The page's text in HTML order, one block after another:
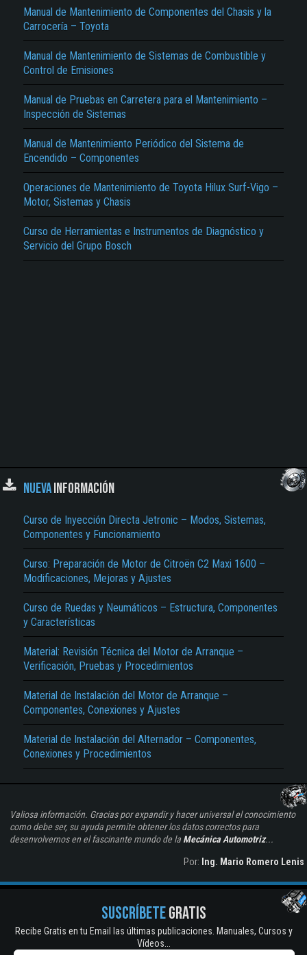
Manual de Mantenimiento de Componentes del Chasis y la
Carrocería – Toyota
Manual de Mantenimiento de Sistemas de Combustible y
Control de Emisiones
Manual de Pruebas en Carretera para el Mantenimiento –
Inspección de Sistemas
Manual de Mantenimiento Periódico del Sistema de
Encendido – Componentes
Operaciones de Mantenimiento de Toyota Hilux Surf-Vigo –
Motor, Sistemas y Chasis
Curso de Herramientas e Instrumentos de Diagnóstico y
Servicio del Grupo Bosch
NUEVAINFORMACIÓN
Curso de Inyección Directa Jetronic – Modos, Sistemas,
Componentes y Funcionamiento
Curso: Preparación de Motor de Citroën C2 Maxi 1600 –
Modificaciones, Mejoras y Ajustes
Curso de Ruedas y Neumáticos – Estructura, Componentes
y Características
Material: Revisión Técnica del Motor de Arranque –
Verificación, Pruebas y Procedimientos
Material de Instalación del Motor de Arranque –
Componentes, Conexiones y Ajustes
Material de Instalación del Alternador – Componentes,
Conexiones y Procedimientos
Valiosa información. Gracias por expandir y hacer universal el conocimiento
como debe ser, su ayuda permite obtener los datos correctos para
desenvolvernos en el fascinante mundo de la Mecánica Automotriz...
Por: Ing. Mario Romero Lenis
SUSCRÍBETEGRATIS
Recibe Gratis en tu Email las últimas publicaciones. Manuales, Cursos y
Vídeos...
El Título es incorrecto según el contenido.
Texto o Imagen de portada son erróneos.
Reportar otro tipo de error...